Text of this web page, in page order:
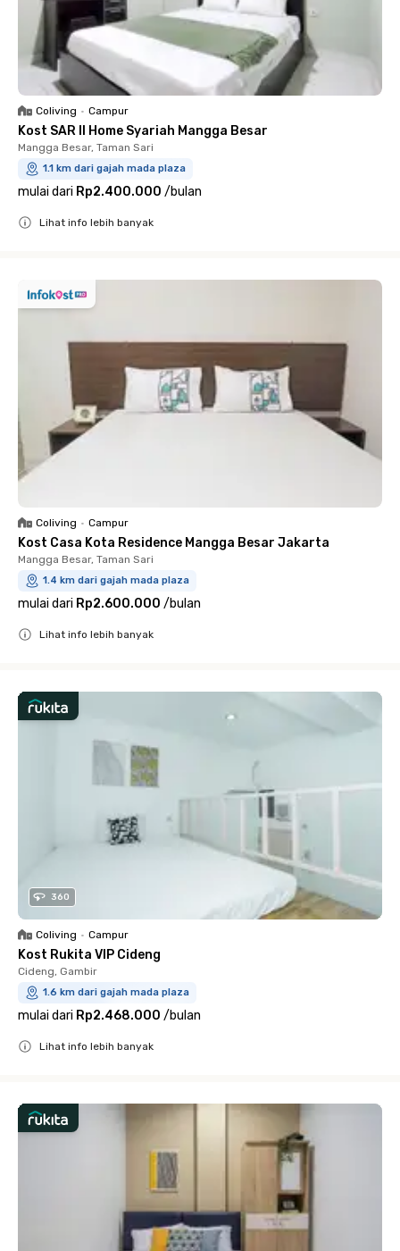
Coliving • Campur
Kost SAR II Home Syariah Mangga Besar
Mangga Besar, Taman Sari
1.1 km dari gajah mada plaza
mulai dari Rp2.400.000 /bulan
Lihat info lebih banyak
Coliving • Campur
Kost Casa Kota Residence Mangga Besar Jakarta
Mangga Besar, Taman Sari
1.4 km dari gajah mada plaza
mulai dari Rp2.600.000 /bulan
Lihat info lebih banyak
360
Coliving • Campur
Kost Rukita VIP Cideng
Cideng, Gambir
1.6 km dari gajah mada plaza
mulai dari Rp2.468.000 /bulan
Lihat info lebih banyak